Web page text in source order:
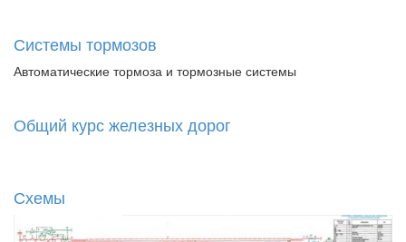
Системы тормозов
Автоматические тормоза и тормозные системы
Общий курс железных дорог
Схемы